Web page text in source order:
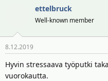
ettelbruck
Well-known member
8.12.2019
Hyvin stressaava työputki
vuorokautta.